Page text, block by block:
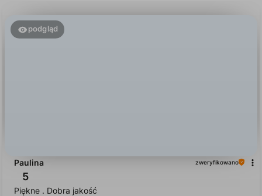
podgląd
Paulina zweryfikowano
5
Piękne . Dobra jakość